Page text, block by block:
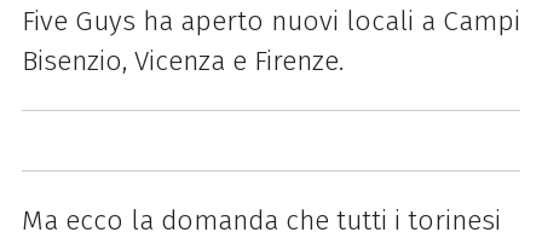
Five Guys ha aperto nuovi locali a Campi
Bisenzio, Vicenza e Firenze.
Ma ecco la domanda che tutti i torinesi